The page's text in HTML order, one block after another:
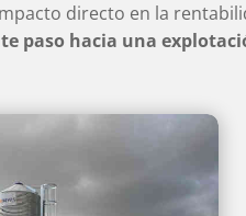
directo en la
paso hacia una